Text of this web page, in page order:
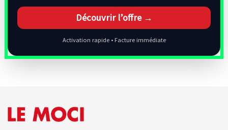
Découvrir l’offre →
Activation rapide • Facture immédiate